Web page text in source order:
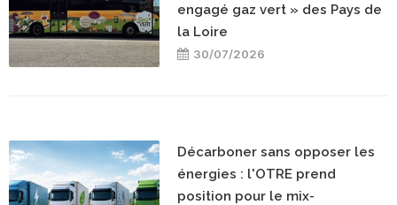
engagé gaz vert » des Pays de
la Loire
30/07/2026
Décarboner sans opposer les
énergies : l'OTRE prend
position pour le mix-